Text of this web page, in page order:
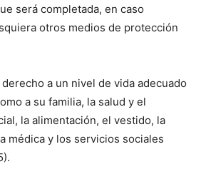
será completada, en caso
otros medios de protección
a un nivel de vida adecuado
a su familia, la salud y el
la alimentación, el vestido, la
médica y los servicios sociales